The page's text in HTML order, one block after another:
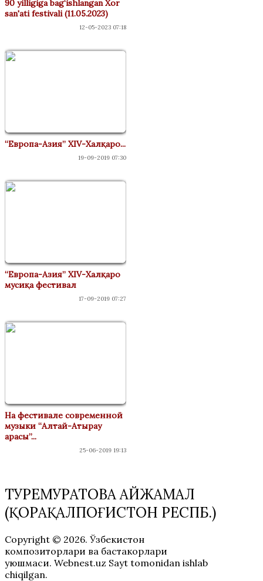
90 yilligiga bag‘ishlangan Xor
san'ati festivali (11.05.2023)
12-05-2023 07:18
“Европа-Азия” XIV-Халқаро...
19-09-2019 07:30
“Европа-Азия” XIV-Халқаро
мусиқа фестивал
17-09-2019 07:27
На фестивале современной
музыки “Алтай-Атырау
арасы”...
25-06-2019 19:13
ТУРЕМУРАТОВА АЙЖАМАЛ
(ҚОРАҚАЛПОҒИСТОН РЕСПБ.)
Copyright © 2026. Ўзбекистон
композиторлари ва бастакорлари
уюшмаси. Webnest.uz Sayt tomonidan ishlab
chiqilgan.